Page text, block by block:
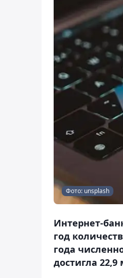
Фото: unsplash
Интернет-
год
года
достигла